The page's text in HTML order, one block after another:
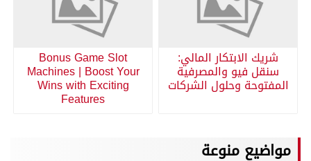
شريك الابتكار المالي:
سنقل فيو والمصرفية
المفتوحة وحلول الشركات
Bonus Game Slot
Machines | Boost Your
Wins with Exciting
Features
مواضيع منوعة